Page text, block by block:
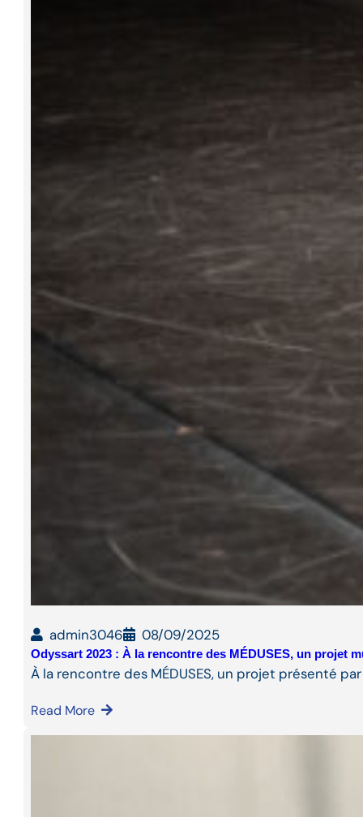
admin3046 08/09/2025
Odyssart 2023 : À la rencontre des MÉDUSES, un projet
À la rencontre des MÉDUSES, un projet présenté
Read More